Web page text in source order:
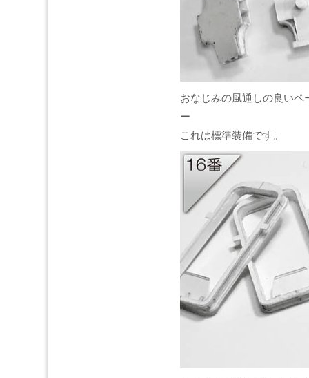
おなじみの風通しの良い
ー
これは標準装備です。